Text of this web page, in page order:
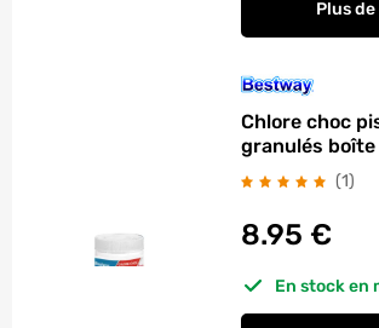
Plus
Chlore choc
granulés boîte
(1)
8.95 €
En stock en